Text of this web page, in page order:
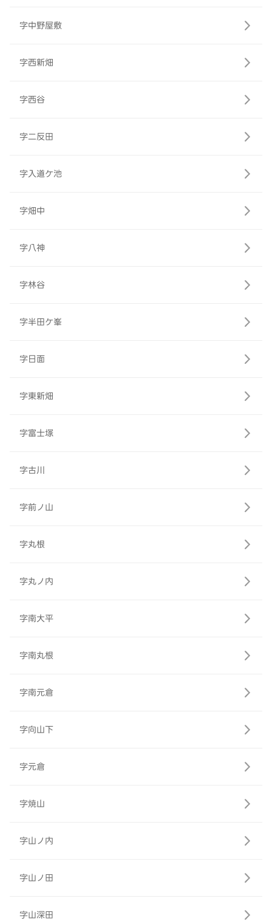
字中野屋敷
字西新畑
字西谷
字二反田
字入道ケ池
字畑中
字八神
字林谷
字半田ケ峯
字日面
字東新畑
字富士塚
字古川
字前ノ山
字丸根
字丸ノ内
字南大平
字南丸根
字南元倉
字向山下
字元倉
字焼山
字山ノ内
字山ノ田
字山深田